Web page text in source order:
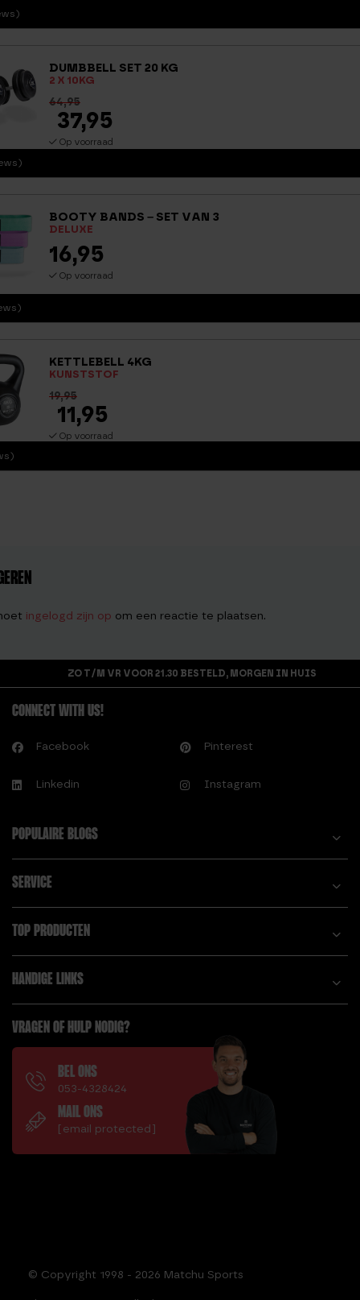
DUMBBELL SET 20 KG
2 X 10KG
64,95
37,95
Op voorraad
BOOTY BANDS – SET VAN 3
DELUXE
16,95
Op voorraad
KETTLEBELL 4KG
KUNSTSTOF
19,95
11,95
Op voorraad
ingelogd zijn op om een reactie te plaatsen.
ZO T/M VR VOOR 21.30 BESTELD, MORGEN IN HUIS
CONNECT WITH US!
Facebook Pinterest
Linkedin Instagram
POPULAIRE BLOGS
SERVICE
TOP PRODUCTEN
HANDIGE LINKS
VRAGEN OF HULP NODIG?
BEL ONS
053-4328424
MAIL ONS
[email protected]
© Copyright 1998 - 2026 Matchu Sports